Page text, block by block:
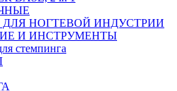
ДЛЯ НОГТЕВОЙ ИНДУСТРИИ
И ИНСТРУМЕНТЫ
стемпинга